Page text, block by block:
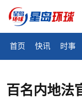
首页 快讯 时事
百名内地法